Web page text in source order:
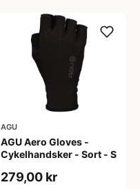
AGU
AGU Aero Gloves -
Cykelhandsker - Sort - S
279,00 kr